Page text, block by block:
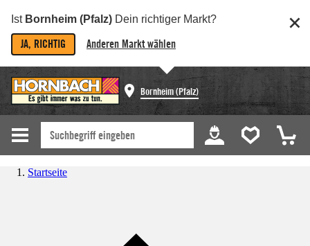
Ist Bornheim (Pfalz) Dein richtiger Markt?
JA, RICHTIG Anderen Markt wählen
Bornheim (Pfalz)
Startseite